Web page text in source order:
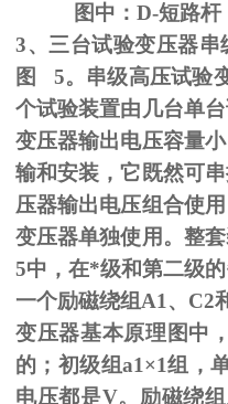
图中： D-短
3、三台试验变压器
图 5。串级高压试验
个试验装置由几台单
变压器输出电压容量
输和安装，它既然可
压器输出电压组合使
变压器单独使用。整
5中，在*级和第二级
一个励磁绕组 A1 、 C2
变压器基本原理图中
的；初级组a1×1组，
电压都是V。励磁绕组